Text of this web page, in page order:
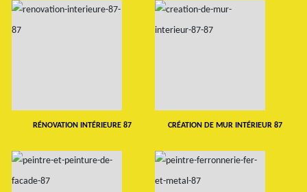
RÉNOVATION INTÉRIEURE 87 CRÉATION DE MUR INTÉRIEUR 87